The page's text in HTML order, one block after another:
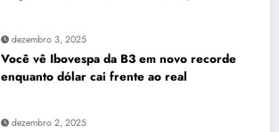
dezembro 3, 2025
Você vê Ibovespa da B3 em novo recorde
enquanto dólar cai frente ao real
dezembro 2, 2025